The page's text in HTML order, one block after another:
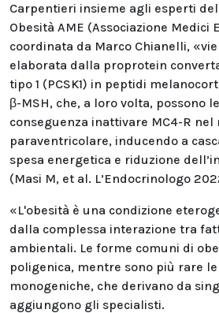
Carpentieri insieme agli esperti
Obesità AME (Associazione Medici
coordinata da Marco Chianelli,
elaborata dalla proprotein
tipo 1 (PCSK1) in peptidi
β-MSH, che, a loro volta, possono
conseguenza inattivare MC4-R nel
paraventricolare, inducendo a
spesa energetica e riduzione
(Masi M, et al. L’Endocrinologo
«L'obesità è una condizione
dalla complessa interazione tra
ambientali. Le forme comuni di
poligenica, mentre sono più rare
monogeniche, che derivano da
aggiungono gli specialisti.